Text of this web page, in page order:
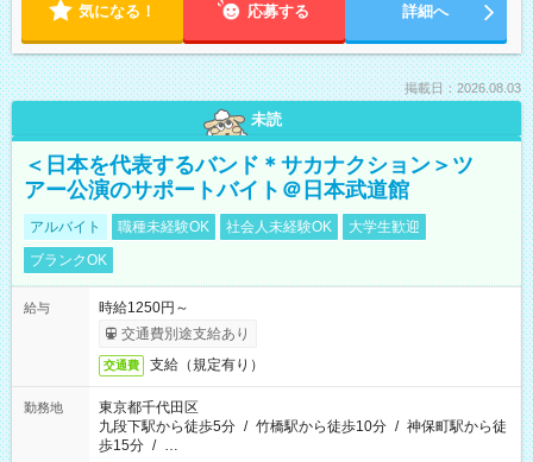
気になる！ 応募する 詳細へ
掲載日：2026.08.03
未読
＜日本を代表するバンド＊サカナクション＞ツ
アー公演のサポートバイト＠日本武道館
アルバイト 職種未経験OK 社会人未経験OK
大学生歓迎
ブランクOK
給与
時給1250円～
交通費別途支給あり
交通費 支給（規定有り）
勤務地
東京都千代田区
九段下駅から徒歩5分 / 竹橋駅から徒歩10分 / 神保町駅から徒
歩15分 / …